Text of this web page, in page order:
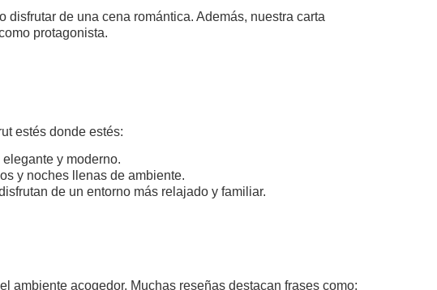
de una cena romántica. Además, nuestra carta
protagonista.
estés donde estés:
y moderno.
y noches llenas de ambiente.
de un entorno más relajado y familiar.
ambiente acogedor. Muchas reseñas destacan frases como: